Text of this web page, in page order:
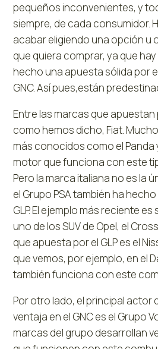
pequeños inconvenientes, y
siempre, de cada consumidor.
acabar eligiendo una opción u
que quiera comprar, ya que
hecho una apuesta sólida por
GNC. Así pues,están
Entre las marcas que apuestan
como hemos dicho, Fiat.
más conocidos como el
motor que funciona con este
Pero la marca italiana no es la
el Grupo PSA también ha
GLP. El ejemplo más reciente
uno de los SUV de Opel, el
que apuesta por el GLP es el
que vemos, por ejemplo, en el
también funciona con este
Por otro lado, el principal actor
ventaja en el GNC es el Grupo
marcas del grupo desarrollan